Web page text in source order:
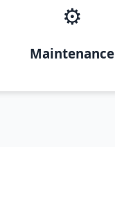
⚙️
Maintenance